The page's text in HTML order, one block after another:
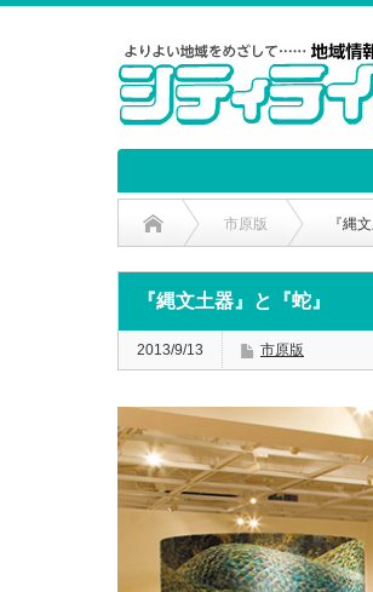
市原版 『縄
『縄文土器』と『蛇』
2013/9/13 市原版